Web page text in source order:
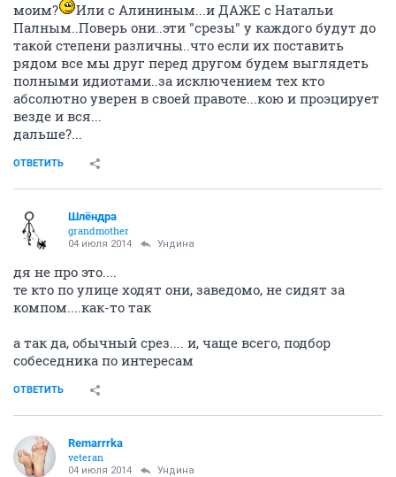
моим?
Или с Алининым...и ДАЖЕ с Натальи
Палным..Поверь они..эти "срезы" у каждого будут до
такой степени различны..что если их поставить
рядом все мы друг перед другом будем выглядеть
полными идиотами..за исключением тех кто
абсолютно уверен в своей правоте...кою и проэцирует
везде и вся...
дальше?...
ОТВЕТИТЬ
Шлёндра
grandmother
04 июля 2014 Ундинa
дя не про это....
те кто по улице ходят они, заведомо, не сидят за
компом....как-то так
а так да, обычный срез.... и, чаще всего, подбор
собеседника по интересам
ОТВЕТИТЬ
Remarrrka
veteran
04 июля 2014 Ундинa